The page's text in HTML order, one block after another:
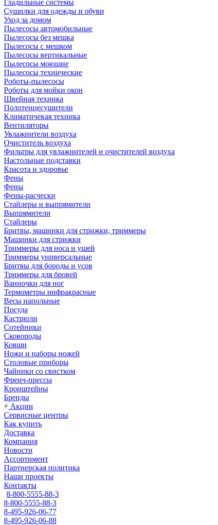
Гладильные системы
Сушилки для одежды и обуви
Уход за домом
Пылесосы автомобильные
Пылесосы без мешка
Пылесосы с мешком
Пылесосы вертикальные
Пылесосы моющие
Пылесосы технические
Роботы-пылесосы
Роботы для мойки окон
Швейная техника
Полотенцесушители
Климатичекая техника
Вентиляторы
Увлажнители воздуха
Очиститель воздуха
Фильтры для увлажнителей и очистителей воздуха
Настольные подставки
Красота и здоровье
Фены
Фены
Фены-расчески
Стайлеры и выпрямители
Выпрямители
Стайлеры
Бритвы, машинки для стрижки, триммеры
Машинки для стрижки
Триммеры для носа и ушей
Триммеры универсальные
Бритвы для бороды и усов
Триммеры для бровей
Ванночки для ног
Термометры инфракрасные
Весы напольные
Посуда
Кастрюли
Сотейники
Сковороды
Ковши
Ножи и наборы ножей
Столовые приборы
Чайники со свистком
Френч-прессы
Кронштейны
Бренды
Акции
Сервисные центры
Как купить
Доставка
Компания
Новости
Ассортимент
Партнерская политика
Наши проекты
Контакты
8-800-5555-88-3
8-800-5555-88-3
8-495-926-06-77
8-495-926-06-88